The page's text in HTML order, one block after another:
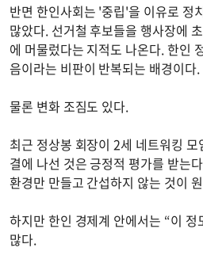
반면 한인사회는 '중립'을 이유로 정
많았다. 선거철 후보들을 행사장에
에 머물렀다는 지적도 나온다. 한인
음이라는 비판이 반복되는 배경이다.
물론 변화 조짐도 있다.
최근 정상봉 회장이 2세 네트워킹
결에 나선 것은 긍정적 평가를 받는
환경만 만들고 간섭하지 않는 것이
하지만 한인 경제계 안에서는 “이
많다.